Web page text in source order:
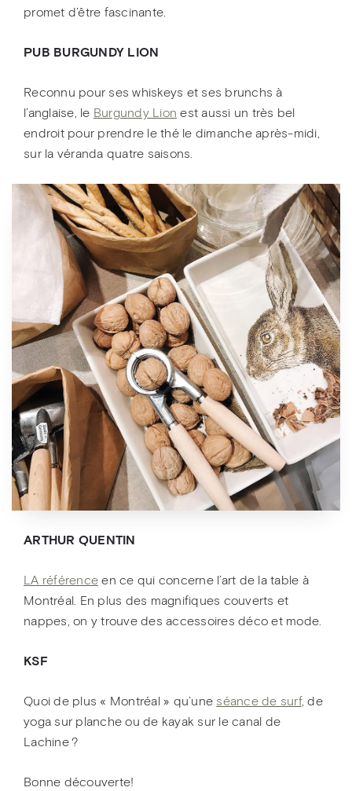
promet d’être fascinante.
PUB BURGUNDY LION
Reconnu pour ses whiskeys et ses brunchs à
l’anglaise, le Burgundy Lion est aussi un très bel
endroit pour prendre le thé le dimanche après-midi,
sur la véranda quatre saisons.
ARTHUR QUENTIN
LA référence en ce qui concerne l’art de la table à
Montréal. En plus des magnifiques couverts et
nappes, on y trouve des accessoires déco et mode.
KSF
Quoi de plus « Montréal » qu’une séance de surf, de
yoga sur planche ou de kayak sur le canal de
Lachine ?
Bonne découverte!